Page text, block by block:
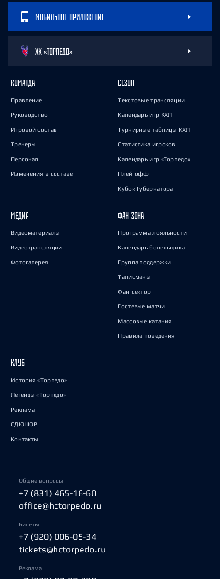
МОБИЛЬНОЕ ПРИЛОЖЕНИЕ
ХК «ТОРПЕДО»
КОМАНДА
Правление
Руководство
Игровой состав
Тренеры
Персонал
Изменения в составе
СЕЗОН
Текстовые трансляции
Календарь игр КХЛ
Турнирные таблицы КХЛ
Статистика игроков
Календарь игр «Торпедо»
Плей-офф
Кубок Губернатора
МЕДИА
Видеоматериалы
Видеотрансляции
Фотогалерея
ФАН-ЗОНА
Программа лояльности
Календарь болельщика
Группа поддержки
Талисманы
Фан-сектор
Гостевые матчи
Массовые катания
Правила поведения
КЛУБ
История «Торпедо»
Легенды «Торпедо»
Реклама
СДЮШОР
Контакты
Общие вопросы
+7 (831) 465-16-60
office@hctorpedo.ru
Билеты
+7 (920) 006-05-34
tickets@hctorpedo.ru
Реклама